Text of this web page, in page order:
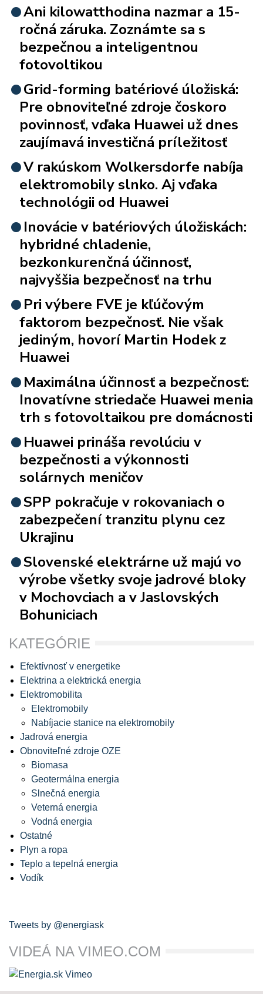
Ani kilowatthodina nazmar a 15-
ročná záruka. Zoznámte sa s
bezpečnou a inteligentnou
fotovoltikou
Grid-forming batériové úložiská:
Pre obnoviteľné zdroje čoskoro
povinnosť, vďaka Huawei už dnes
zaujímavá investičná príležitosť
V rakúskom Wolkersdorfe nabíja
elektromobily slnko. Aj vďaka
technológii od Huawei
Inovácie v batériových úložiskách:
hybridné chladenie,
bezkonkurenčná účinnosť,
najvyššia bezpečnosť na trhu
Pri výbere FVE je kľúčovým
faktorom bezpečnosť. Nie však
jediným, hovorí Martin Hodek z
Huawei
Maximálna účinnosť a bezpečnosť:
Inovatívne striedače Huawei menia
trh s fotovoltaikou pre domácnosti
Huawei prináša revolúciu v
bezpečnosti a výkonnosti
solárnych meničov
SPP pokračuje v rokovaniach o
zabezpečení tranzitu plynu cez
Ukrajinu
Slovenské elektrárne už majú vo
výrobe všetky svoje jadrové bloky
v Mochovciach a v Jaslovských
Bohuniciach
KATEGÓRIE
Efektívnosť v energetike
Elektrina a elektrická energia
Elektromobilita
Elektromobily
Nabíjacie stanice na elektromobily
Jadrová energia
Obnoviteľné zdroje OZE
Biomasa
Geotermálna energia
Slnečná energia
Veterná energia
Vodná energia
Ostatné
Plyn a ropa
Teplo a tepelná energia
Vodík
Tweets by @energiask
VIDEÁ NA VIMEO.COM